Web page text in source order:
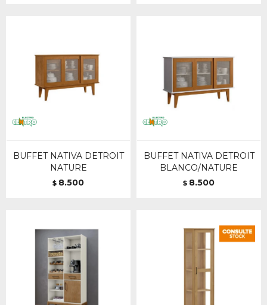
BUFFET NATIVA DETROIT
NATURE
$ 8.500
BUFFET NATIVA DETROIT
BLANCO/NATURE
$ 8.500